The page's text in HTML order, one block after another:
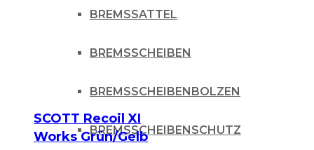
BREMSSATTEL
BREMSSCHEIBEN
BREMSSCHEIBENBOLZEN
BREMSSCHEIBENSCHUTZ
SCOTT Recoil XI
Works Grün/Gelb